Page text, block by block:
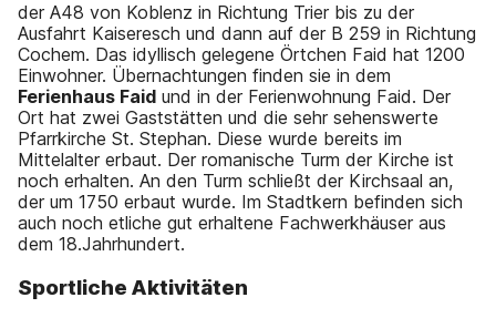
der A48 von Koblenz in Richtung Trier bis zu der
Ausfahrt Kaiseresch und dann auf der B 259 in Richtung
Cochem. Das idyllisch gelegene Örtchen Faid hat 1200
Einwohner. Übernachtungen finden sie in dem
Ferienhaus Faid und in der Ferienwohnung Faid. Der
Ort hat zwei Gaststätten und die sehr sehenswerte
Pfarrkirche St. Stephan. Diese wurde bereits im
Mittelalter erbaut. Der romanische Turm der Kirche ist
noch erhalten. An den Turm schließt der Kirchsaal an,
der um 1750 erbaut wurde. Im Stadtkern befinden sich
auch noch etliche gut erhaltene Fachwerkhäuser aus
dem 18.Jahrhundert.
Sportliche Aktivitäten